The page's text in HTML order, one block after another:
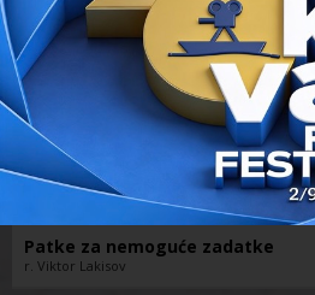
CINESTAR VUKOVAR
10:00 h
Patke za nemoguće zadatke
r. Viktor Lakisov